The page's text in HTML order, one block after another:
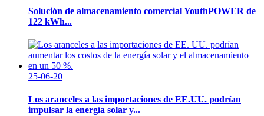
Solución de almacenamiento comercial YouthPOWER de
122 kWh...
25-06-20
Los aranceles a las importaciones de EE.UU. podrían
impulsar la energía solar y...